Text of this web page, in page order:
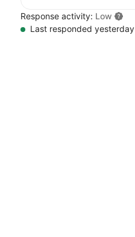
Response activity: Low
Last responded yesterday